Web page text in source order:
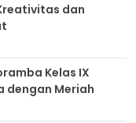
dan
Kelas IX
dengan Meriah